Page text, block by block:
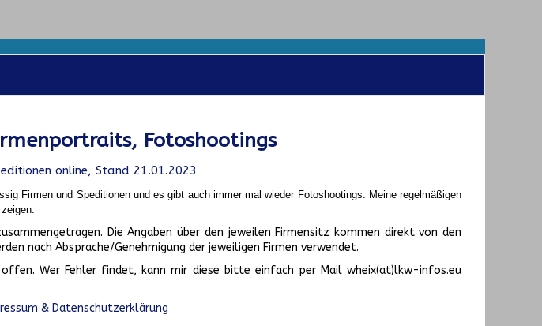
Fotoshootings
online, Stand 21.01.2023
Firmen und Speditionen und es gibt auch immer mal wieder Fotoshootings. Meine regelmäßigen
Die Angaben über den jeweilen Firmensitz kommen direkt von den
nach Absprache/Genehmigung der jeweiligen Firmen verwendet.
offen. Wer Fehler findet, kann mir diese bitte einfach per Mail wheix(at)lkw-infos.eu
& Datenschutzerklärung